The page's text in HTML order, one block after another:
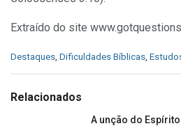
Extraído do site
C
e
Destaques, Dificuldades Bíblicas,
Relacionados
A unção do